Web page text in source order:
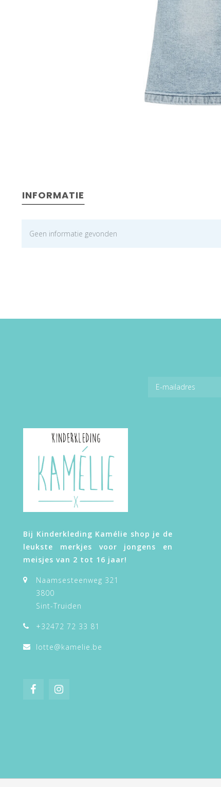
INFORMATIE
Geen informatie gevonden
Bij Kinderkleding Kamélie shop je de
leukste merkjes voor jongens en
meisjes van 2 tot 16 jaar!
Naamsesteenweg 321
3800
Sint-Truiden
+32472 72 33 81
lotte@kamelie.be